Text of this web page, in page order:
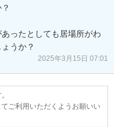
ったとしても居場所がわ
うか？
2025年3月15日 07:01
ご利用いただくようお願いい